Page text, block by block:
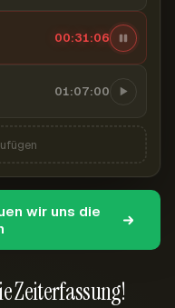
Zeiterfassung!
00:31:07
01:07:00
wir uns die